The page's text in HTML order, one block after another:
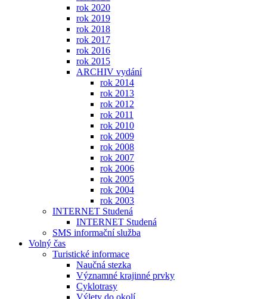
rok 2020
rok 2019
rok 2018
rok 2017
rok 2016
rok 2015
ARCHIV vydání
rok 2014
rok 2013
rok 2012
rok 2011
rok 2010
rok 2009
rok 2008
rok 2007
rok 2006
rok 2005
rok 2004
rok 2003
INTERNET Studená
INTERNET Studená
SMS informační služba
Volný čas
Turistické informace
Naučná stezka
Významné krajinné prvky
Cyklotrasy
Výlety do okolí